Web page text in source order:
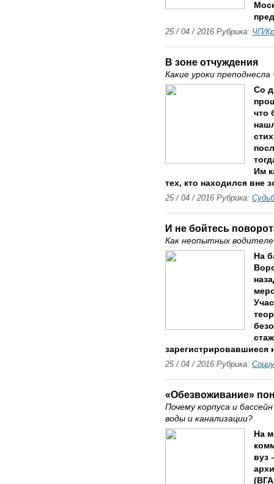
25 / 04 / 2016 Рубрика: ЧП/
В зоне отчуждения
Какие уроки
Со
что
Им
тех, кто находился вне
25 / 04 / 2016 Рубрика:
И не бойтесь
Как неопытных
На
зарегистрировавшиеся
25 / 04 / 2016 Рубрика:
«Обезвоживание»
Почему корпуса и
воды и канализации?
На
вуз